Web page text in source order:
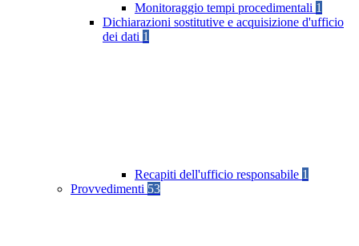
Monitoraggio tempi procedimentali 1
Dichiarazioni sostitutive e acquisizione d'ufficio
dei dati 1
Recapiti dell'ufficio responsabile 1
Provvedimenti 53